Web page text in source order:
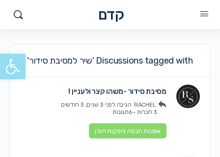
קדם
Discussions tagged with 'שיר למסיבת סידור'
מסיבת סידור -משהו קצר ולעניין !
RACHEL הגיבה לפני 3 שנים, 3 חודשים
3 חברות
· 6תגובות
אומנות הבמה והפקות תוכן
פתח